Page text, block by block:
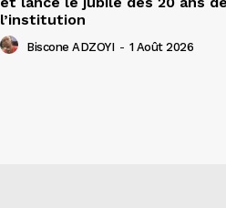
l’institution
Biscone ADZOYI - 1 Août 2026